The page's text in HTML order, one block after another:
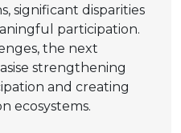
significant disparities
participation.
the next
strengthening
and creating
ecosystems.